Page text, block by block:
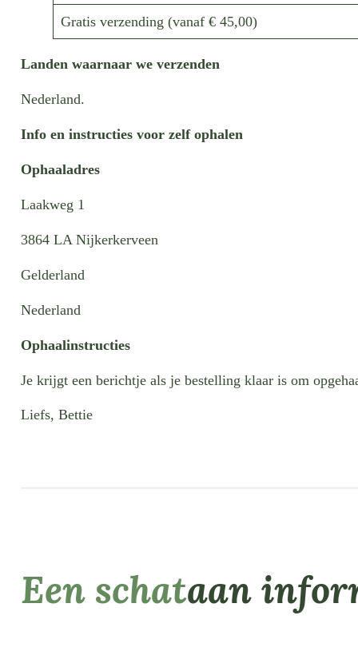
Gratis verzending (vanaf ‪€ 45,00)
Landen waarnaar we verzenden
Nederland.
Info en instructies voor zelf ophalen
Ophaaladres
Laakweg 1
3864 LA Nijkerkerveen
Gelderland
Nederland
Ophaalinstructies
Je krijgt een berichtje als je bestelling klaar is om
Liefs, Bettie
Een schataan